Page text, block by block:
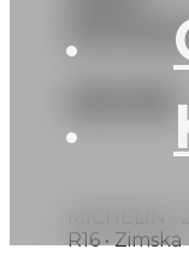
R16 • Zimska